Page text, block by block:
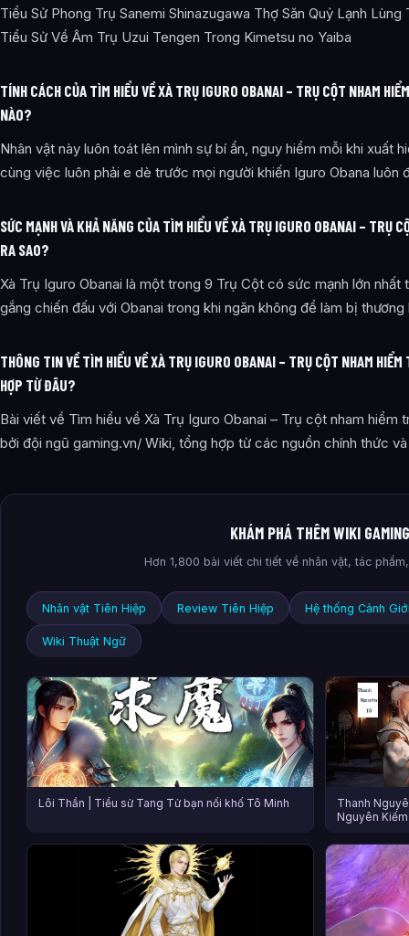
Tiểu Sử Phong Trụ Sanemi Shinazugawa Thợ Săn Quỷ Lạnh
Tiểu Sử Về Âm Trụ Uzui Tengen Trong Kimetsu no Yaiba
TÍNH CÁCH CỦA TÌM HIỂU VỀ XÀ TRỤ IGURO OBANAI – TRỤ CỘT NHAM
NÀO?
Nhân vật này luôn toát lên mình sự bí ẩn, nguy hiểm mỗi khi xuất
cùng việc luôn phải e dè trước mọi người khiến Iguro Obana luôn
SỨC MẠNH VÀ KHẢ NĂNG CỦA TÌM HIỂU VỀ XÀ TRỤ IGURO OBANAI – TRỤ
RA SAO?
Xà Trụ Iguro Obanai là một trong 9 Trụ Cột có sức mạnh lớn nhất
gắng chiến đấu với Obanai trong khi ngăn không để làm bị
THÔNG TIN VỀ TÌM HIỂU VỀ XÀ TRỤ IGURO OBANAI – TRỤ CỘT NHAM
HỢP TỪ ĐÂU?
Bài viết về Tìm hiểu về Xà Trụ Iguro Obanai – Trụ cột nham
bởi đội ngũ gaming.vn/ Wiki, tổng hợp từ các nguồn chính thức
KHÁM PHÁ THÊM WIKI GAMING
Hơn 1,800 bài viết chi tiết về nhân vật, tác
Nhân vật Tiên Hiệp Review Tiên Hiệp Hệ thống Cảnh
Wiki Thuật Ngữ
Lôi Thần | Tiểu sử Tang Tử bạn nối khố Tô Minh
Thanh
Nguyên